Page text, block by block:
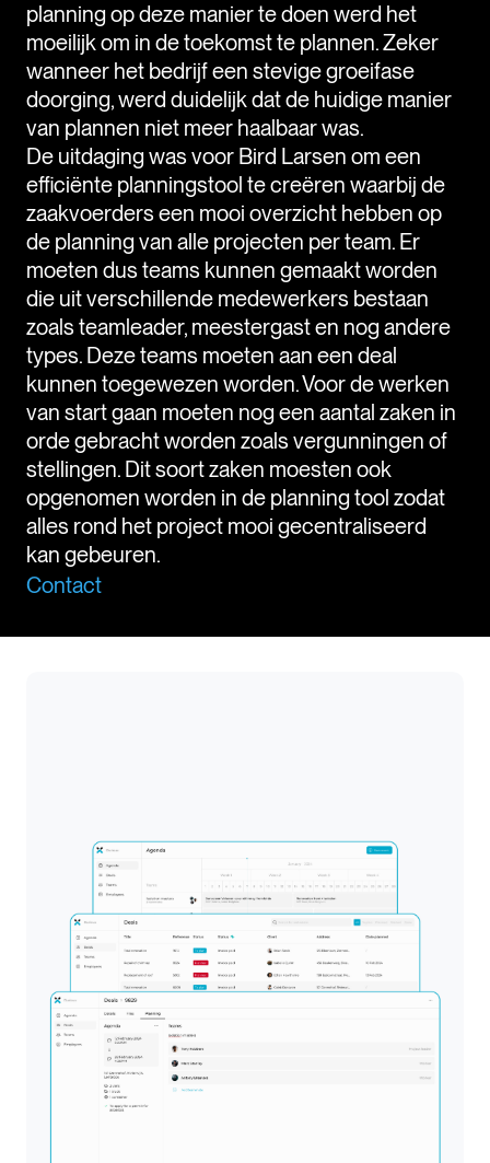
planning op deze manier te doen werd het
moeilijk om in de toekomst te plannen. Zeker
wanneer het bedrijf een stevige groeifase
doorging, werd duidelijk dat de huidige manier
van plannen niet meer haalbaar was.
De uitdaging was voor Bird Larsen om een
efficiënte planningstool te creëren waarbij de
zaakvoerders een mooi overzicht hebben op
de planning van alle projecten per team. Er
moeten dus teams kunnen gemaakt worden
die uit verschillende medewerkers bestaan
zoals teamleader, meestergast en nog andere
types. Deze teams moeten aan een deal
kunnen toegewezen worden. Voor de werken
van start gaan moeten nog een aantal zaken in
orde gebracht worden zoals vergunningen of
stellingen. Dit soort zaken moesten ook
opgenomen worden in de planning tool zodat
alles rond het project mooi gecentraliseerd
kan gebeuren.
Contact